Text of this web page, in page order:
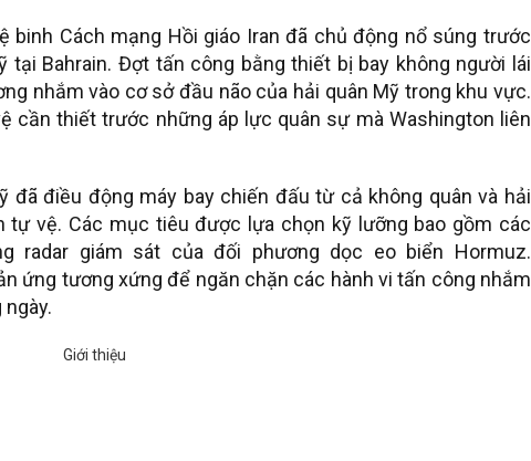
binh Cách mạng Hồi giáo Iran đã chủ động nổ súng trước
Bahrain. Đợt tấn công bằng thiết bị bay không người lái
nhắm vào cơ sở đầu não của hải quân Mỹ trong khu vực.
cần thiết trước những áp lực quân sự mà Washington liên
đã điều động máy bay chiến đấu từ cả không quân và hải
vệ. Các mục tiêu được lựa chọn kỹ lưỡng bao gồm các
radar giám sát của đối phương dọc eo biển Hormuz.
ứng tương xứng để ngăn chặn các hành vi tấn công nhắm